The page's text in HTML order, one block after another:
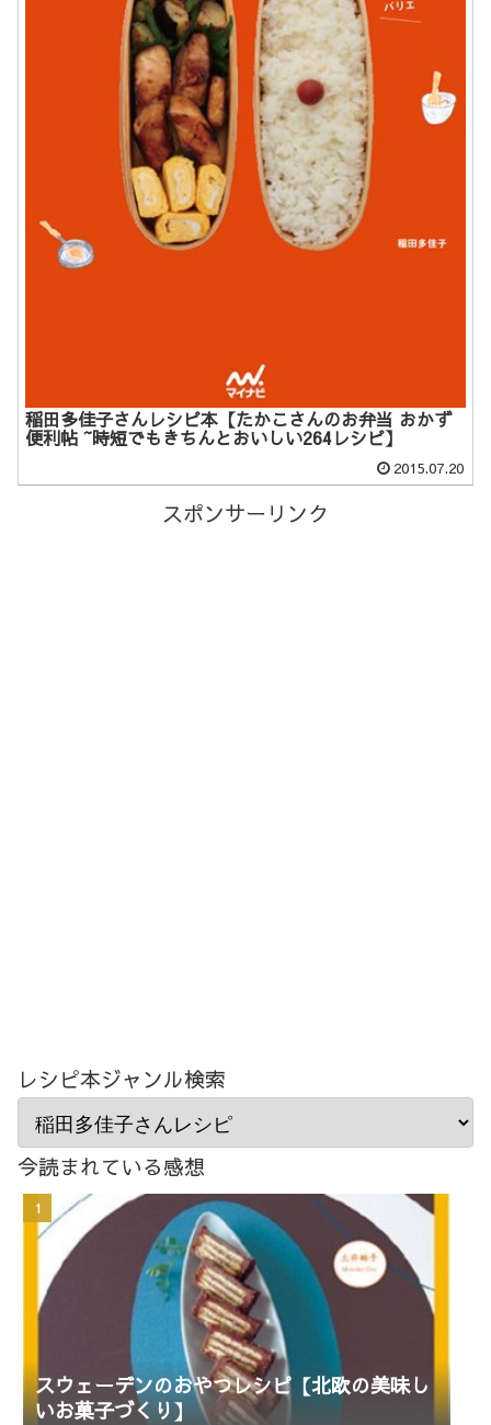
稲田多佳子さんレシピ本【たかこさんのお弁当 おかず
便利帖 ~時短でもきちんとおいしい264レシピ】
2015.07.20
スポンサーリンク
レシピ本ジャンル検索
今読まれている感想
スウェーデンのおやつレシピ【北欧の美味し
いお菓子づくり】